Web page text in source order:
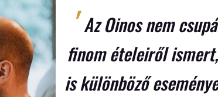
'Az Oinos nem
finom ételeiről
is különböző